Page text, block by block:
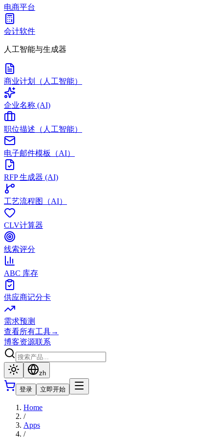
电商平台
会计软件
人工智能与生成器
商业计划（人工智能）
企业名称 (AI)
职位描述（人工智能）
电子邮件模板（AI）
RFP 生成器 (AI)
工艺流程图（AI）
CLV计算器
线索评分
ABC 库存
供应商记分卡
需求预测
查看所有工具→
博客资源联系
zh
登录 立即开始
Home
/
Apps
/